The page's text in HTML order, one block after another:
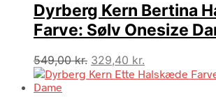
Dyrberg Kern Bertina
Farve: Sølv Onesize
549,00kr. Den
oprindelige
329,40 kr.
aktuelle